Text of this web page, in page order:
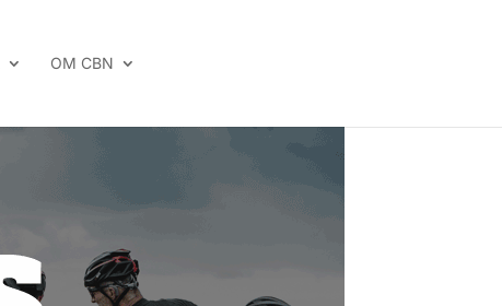
OM CBN